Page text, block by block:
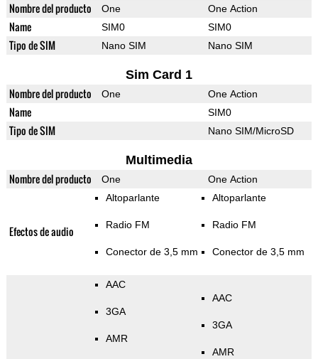
Nombre del producto One One Action
Name SIM0 SIM0
Tipo de SIM Nano SIM Nano SIM
Sim Card 1
Nombre del producto One One Action
Name SIM0
Tipo de SIM Nano SIM/MicroSD
Multimedia
Nombre del producto One One Action
Efectos de audio
Altoparlante
Radio FM
Conector de 3,5 mm
Altoparlante
Radio FM
Conector de 3,5 mm
AAC
3GA
AMR
AAC
3GA
AMR